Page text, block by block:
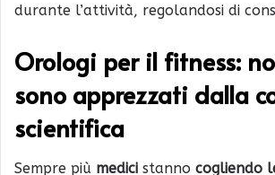
durante l’attività, regolandosi di
Orologi per il fitness:
sono apprezzati dalla
scientifica
Sempre più medici stanno cogliendo